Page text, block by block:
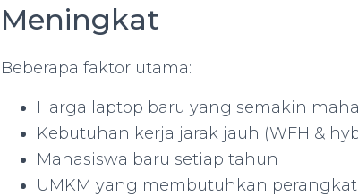
Meningkat
Beberapa faktor utama:
Harga laptop baru yang semakin
Kebutuhan kerja jarak jauh (WFH &
Mahasiswa baru setiap tahun
UMKM yang membutuhkan